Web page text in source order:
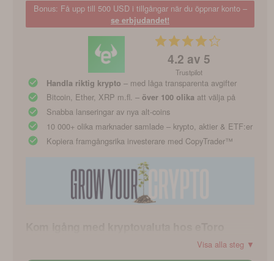
Bonus: Få upp till 500 USD i tillgångar när du öppnar konto –
se erbjudandet!
4.2 av 5
Trustpilot
Handla riktig krypto – med låga transparenta avgifter
Bitcoin, Ether, XRP m.fl. – över 100 olikaatt välja på
Snabba lanseringar av nya alt-coins
10 000+ olika marknader samlade – krypto, aktier & ETF:er
Kopiera framgångsrika investerare med CopyTrader™
Visa alla steg ▼